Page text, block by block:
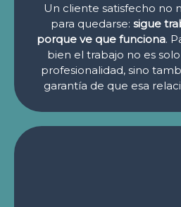
Un cliente satisfecho no
para quedarse: sigue
porque ve que funciona.
bien el trabajo no es
profesionalidad, sino
garantía de que esa